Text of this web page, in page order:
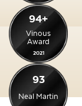
94+
Vinous
Award
2021
93
Neal Martin